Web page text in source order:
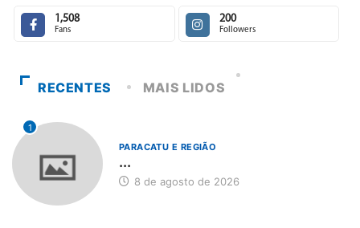
1,508
Fans
200
Followers
RECENTES MAIS LIDOS
1
PARACATU E REGIÃO
...
8 de agosto de 2026